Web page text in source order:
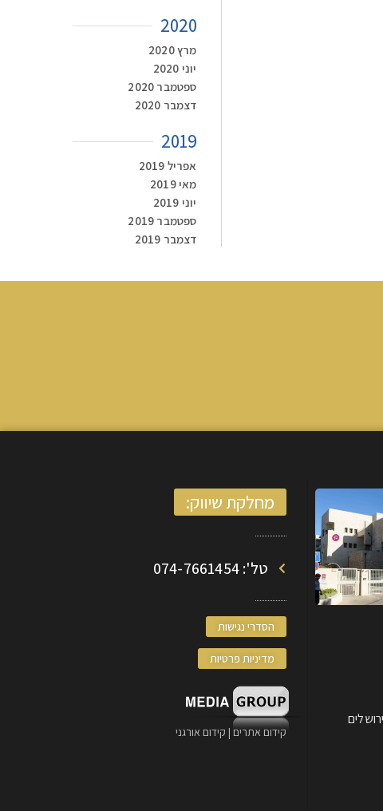
2020
מרץ 2020
יוני 2020
ספטמבר 2020
דצמבר 2020
2019
אפריל 2019
מאי 2019
יוני 2019
ספטמבר 2019
דצמבר 2019
מחלקת שיווק:
טל': 074-7661454
הסדרי נגישות
מדיניות פרטיות
קידום אתרים | קידום אורגני